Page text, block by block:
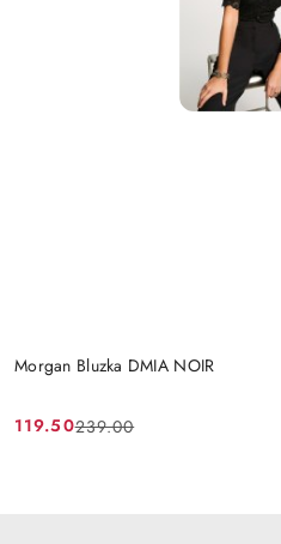
Morgan Bluzka DMIA NOIR
Cena
119.50
Cena
239.00